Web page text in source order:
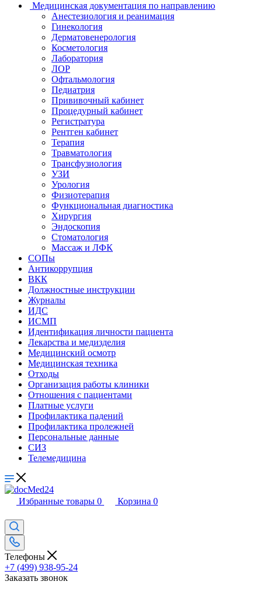
Медицинская документация по направлению
Анестезиология и реанимация
Гинекология
Дерматовенерология
Косметология
Лаборатория
ЛОР
Офтальмология
Педиатрия
Прививочный кабинет
Процедурный кабинет
Регистратура
Рентген кабинет
Терапия
Травматология
Трансфузиология
УЗИ
Урология
Физиотерапия
Функциональная диагностика
Хирургия
Эндоскопия
Стоматология
Массаж и ЛФК
СОПы
Антикоррупция
ВКК
Должностные инструкции
Журналы
ИДС
ИСМП
Идентификация личности пациента
Лекарства и медизделия
Медицинский осмотр
Медицинская техника
Отходы
Организация работы клиники
Отношения с пациентами
Платные услуги
Профилактика падений
Профилактика пролежней
Персональные данные
СИЗ
Телемедицина
Избранные товары 0 Корзина 0
Телефоны
+7 (499) 938-95-24
Заказать звонок